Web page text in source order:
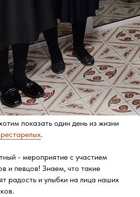
показать один день из жизни
.
- мероприятие с участием
и певцов! Знаем, что такие
радость и улыбки на лица наших